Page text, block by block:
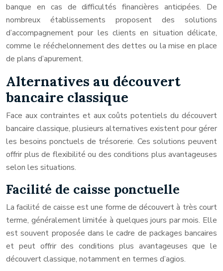
banque en cas de difficultés financières anticipées. De
nombreux établissements proposent des solutions
d’accompagnement pour les clients en situation délicate,
comme le rééchelonnement des dettes ou la mise en place
de plans d’apurement.
Alternatives au découvert
bancaire classique
Face aux contraintes et aux coûts potentiels du découvert
bancaire classique, plusieurs alternatives existent pour gérer
les besoins ponctuels de trésorerie. Ces solutions peuvent
offrir plus de flexibilité ou des conditions plus avantageuses
selon les situations.
Facilité de caisse ponctuelle
La facilité de caisse est une forme de découvert à très court
terme, généralement limitée à quelques jours par mois. Elle
est souvent proposée dans le cadre de packages bancaires
et peut offrir des conditions plus avantageuses que le
découvert classique, notamment en termes d’agios.